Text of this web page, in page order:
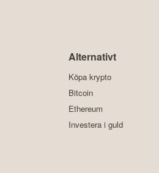
Alternativt
Köpa krypto
Bitcoin
Ethereum
Investera i guld